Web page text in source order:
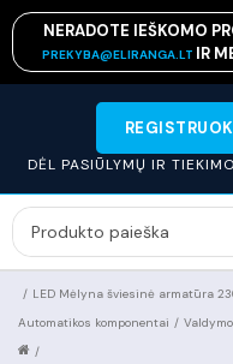
NERADOTE IEŠKOMO
PREKYBA@ELIRANGA.LT IR
DĖL PASIŪLYMŲ IR
LED Mėlyna šviesinė armatūra
/
/
Automatikos komponentai
/